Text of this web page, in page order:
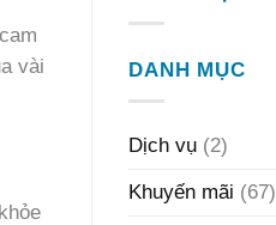
vài
DANH MỤC
Dịch vụ (2)
Khuyến mãi (67)